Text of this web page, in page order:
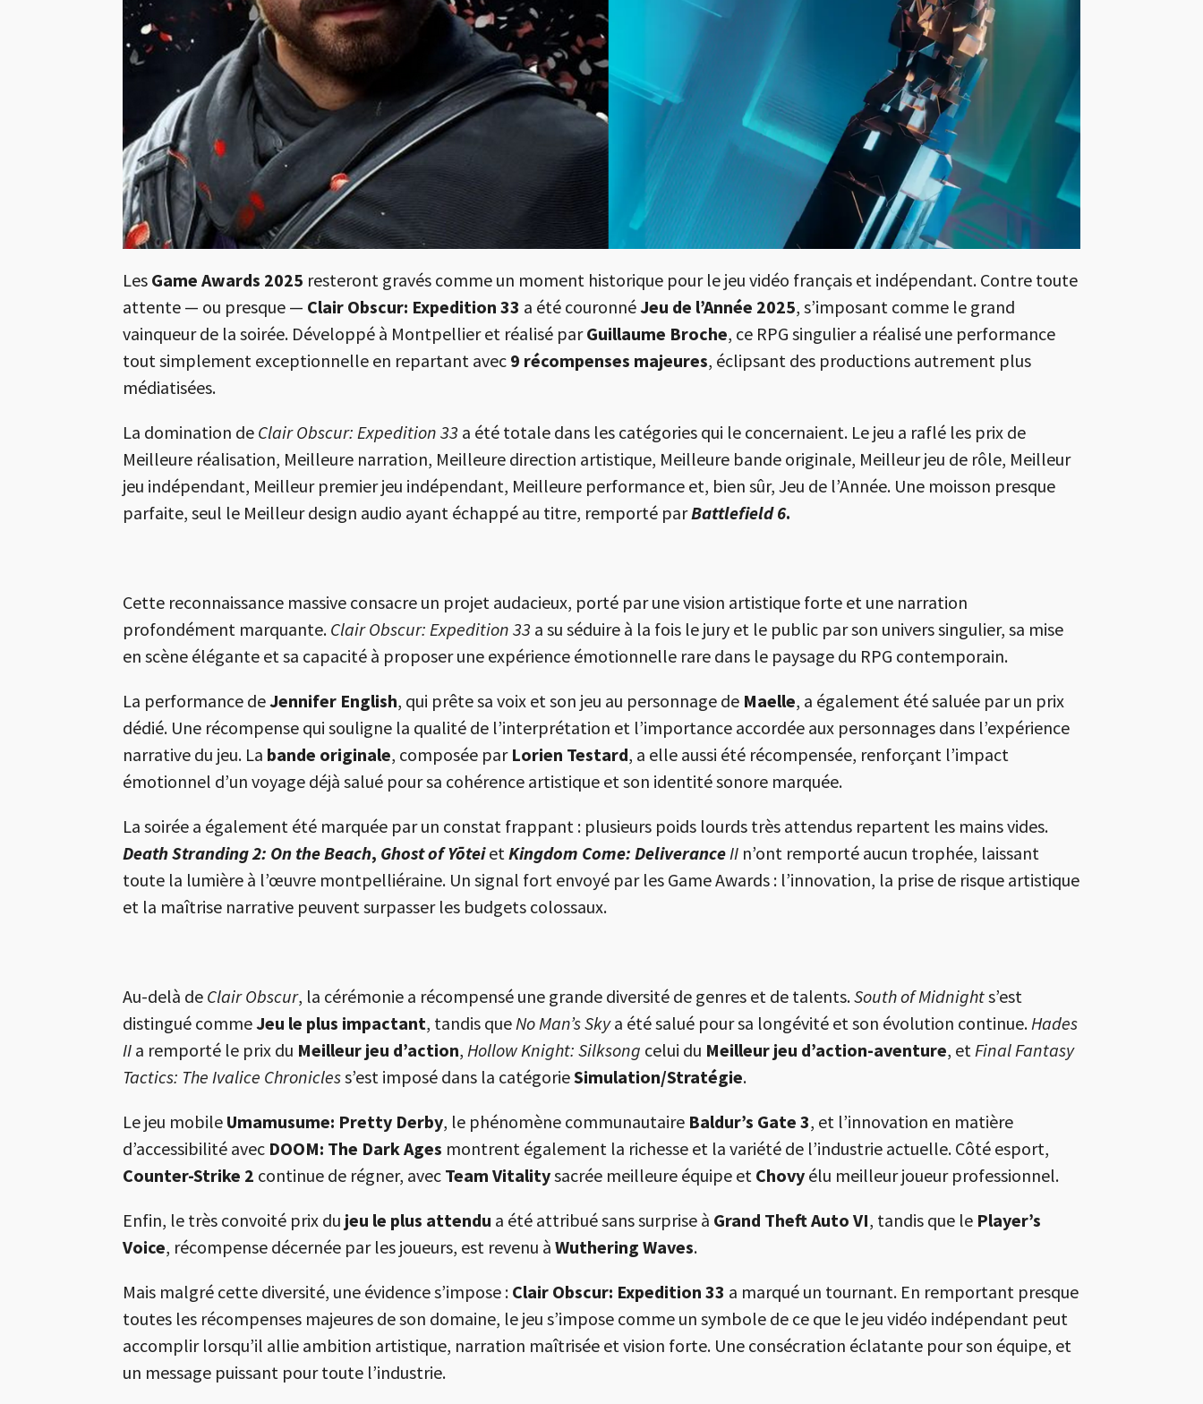
Les Game Awards 2025 resteront gravés comme un moment historique pour le jeu vidéo français et indépendant. Contre toute
attente — ou presque — Clair Obscur: Expedition 33 a été couronnéJeu de l’Année 2025, s’imposant comme le grand
vainqueur de la soirée. Développé à Montpellier et réalisé parGuillaume Broche, ce RPG singulier a réalisé une performance
tout simplement exceptionnelle en repartant avec 9 récompenses majeures, éclipsant des productions autrement plus
médiatisées.
La domination de Clair Obscur: Expedition 33 a été totale dans les catégories qui le concernaient. Le jeu a raflé les prix de
Meilleure réalisation, Meilleure narration, Meilleure direction artistique, Meilleure bande originale, Meilleur jeu de rôle, Meilleur
jeu indépendant, Meilleur premier jeu indépendant, Meilleure performance et, bien sûr, Jeu de l’Année. Une moisson presque
parfaite, seul le Meilleur design audio ayant échappé au titre, remporté parBattlefield 6.
Cette reconnaissance massive consacre un projet audacieux, porté par une vision artistique forte et une narration
profondément marquante. Clair Obscur: Expedition 33 a su séduire à la fois le jury et le public par son univers singulier, sa mise
en scène élégante et sa capacité à proposer une expérience émotionnelle rare dans le paysage du RPG contemporain.
La performance deJennifer English, qui prête sa voix et son jeu au personnage de Maelle, a également été saluée par un prix
dédié. Une récompense qui souligne la qualité de l’interprétation et l’importance accordée aux personnages dans l’expérience
narrative du jeu. La bande originale, composée par Lorien Testard, a elle aussi été récompensée, renforçant l’impact
émotionnel d’un voyage déjà salué pour sa cohérence artistique et son identité sonore marquée.
La soirée a également été marquée par un constat frappant : plusieurs poids lourds très attendus repartent les mains vides.
Death Stranding 2: On the Beach, Ghost of Yōtei etKingdom Come: DeliveranceII n’ont remporté aucun trophée, laissant
toute la lumière à l’œuvre montpelliéraine. Un signal fort envoyé par les Game Awards : l’innovation, la prise de risque artistique
et la maîtrise narrative peuvent surpasser les budgets colossaux.
Au-delà de Clair Obscur, la cérémonie a récompensé une grande diversité de genres et de talents.South of Midnights’est
distingué commeJeu le plus impactant, tandis queNo Man’s Skya été salué pour sa longévité et son évolution continue.Hades
II a remporté le prix du Meilleur jeu d’action, Hollow Knight: Silksong celui du Meilleur jeu d’action-aventure, etFinal Fantasy
Tactics: The Ivalice Chronicless’est imposé dans la catégorieSimulation/Stratégie.
Le jeu mobile Umamusume: Pretty Derby, le phénomène communautaire Baldur’s Gate 3, et l’innovation en matière
d’accessibilité avec DOOM: The Dark Ages montrent également la richesse et la variété de l’industrie actuelle. Côté esport,
Counter-Strike 2 continue de régner, avec Team Vitalitysacrée meilleure équipe et Chovy élu meilleur joueur professionnel.
Enfin, le très convoité prix du jeu le plus attendu a été attribué sans surprise à Grand Theft Auto VI, tandis que le Player’s
Voice, récompense décernée par les joueurs, est revenu à Wuthering Waves.
Mais malgré cette diversité, une évidence s’impose : Clair Obscur: Expedition 33 a marqué un tournant. En remportant presque
toutes les récompenses majeures de son domaine, le jeu s’impose comme un symbole de ce que le jeu vidéo indépendant peut
accomplir lorsqu’il allie ambition artistique, narration maîtrisée et vision forte. Une consécration éclatante pour son équipe, et
un message puissant pour toute l’industrie.